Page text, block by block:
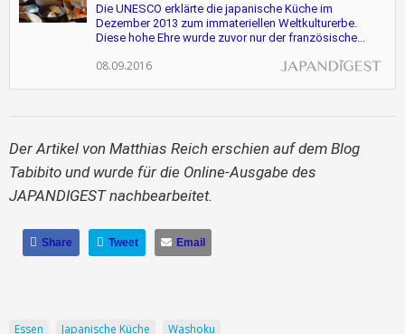
Die UNESCO erklärte die japanische Küche im
Dezember 2013 zum immateriellen Weltkulturerbe.
Diese hohe Ehre wurde zuvor nur der französische...
08.09.2016
Der Artikel von Matthias Reich erschien auf dem Blog
Tabibito und wurde für die Online-Ausgabe des
JAPANDIGEST nachbearbeitet.
Share Tweet Email
Essen Japanische Küche Washoku